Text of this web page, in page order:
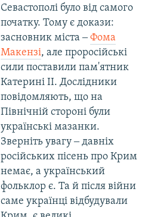
Севастополі було від самого
початку. Тому є докази:
засновник міста ‒Фома
Макензі, але проросійські
сили поставили пам'ятник
Катерині II. Дослідники
повідомляють, що на
Північній стороні були
українські мазанки.
Зверніть увагу ‒ давніх
російських пісень про Крим
немає, а український
фольклор є. Та й після війни
саме українці відбудували